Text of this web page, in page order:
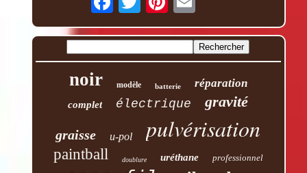
noir modèle batterie réparation
complet électrique gravité
graisse u-pol pulvérisation
paintball doublure uréthane professionnel